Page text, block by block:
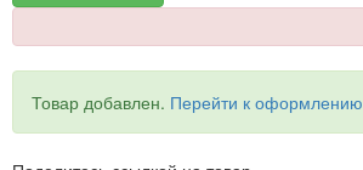
Товар добавлен. Перейти к оформлению